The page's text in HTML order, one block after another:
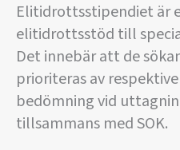
Elitidrottsstipendiet är
elitidrottsstöd till
Det innebär att de
prioriteras av
bedömning vid
tillsammans med SOK.